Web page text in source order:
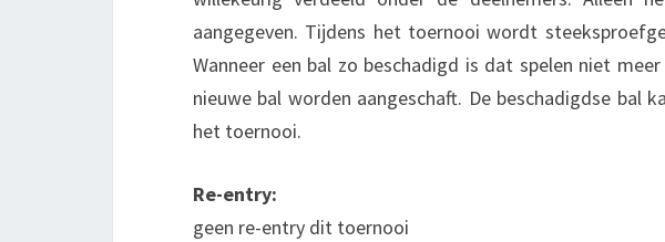
aangegeven. Tijdens het toernooi wordt
Wanneer een bal zo beschadigd is dat spelen niet
nieuwe bal worden aangeschaft. De beschadigdse bal
het toernooi.
Re-entry:
geen re-entry dit toernooi